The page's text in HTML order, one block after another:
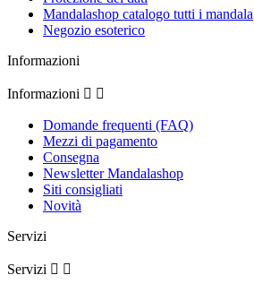
Mandalashop catalogo tutti i mandala
Negozio esoterico
Informazioni
Informazioni  
Domande frequenti (FAQ)
Mezzi di pagamento
Consegna
Newsletter Mandalashop
Siti consigliati
Novità
Servizi
Servizi  